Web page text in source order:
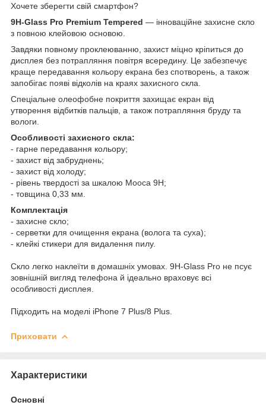
Хочете зберегти свій смартфон?
9H-Glass Pro Premium Tempered — інноваційне захисне скло
з повною клейовою основою.
Завдяки повному проклеюванню, захист міцно кріпиться до
дисплея без потрапляння повітря всередину. Це забезпечує
краще передавання кольору екрана без спотворень, а також
запобігає появі відколів на краях захисного скла.
Спеціальне олеофобне покриття захищає екран від
утворення відбитків пальців, а також потрапляння бруду та
вологи.
Особливості захисного скла:
- гарне передавання кольору;
- захист від забруднень;
- захист від холоду;
- рівень твердості за шкалою Мооса 9Н;
- товщина 0,33 мм.
Комплектація
- захисне скло;
- серветки для очищення екрана (волога та суха);
- клейкі стикери для видалення пилу.
Скло легко наклеїти в домашніх умовах. 9H-Glass Pro не псує
зовнішній вигляд телефона й ідеально враховує всі
особливості дисплея.
Підходить на моделі iPhone 7 Plus/8 Plus.
Приховати
Характеристики
Основні